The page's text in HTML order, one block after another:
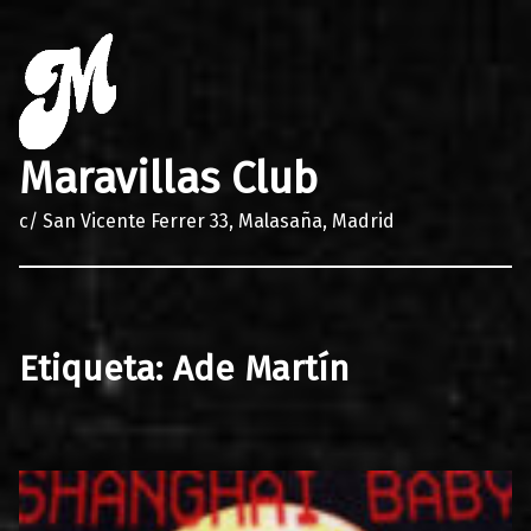
Maravillas Club
c/ San Vicente Ferrer 33, Malasaña, Madrid
Etiqueta: Ade Martín